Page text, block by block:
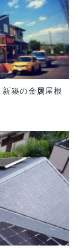
築の金属屋根